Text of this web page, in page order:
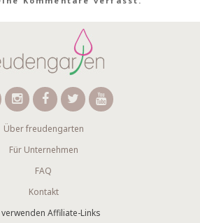
Über freudengarten
Für Unternehmen
FAQ
Kontakt
Affiliate-Links